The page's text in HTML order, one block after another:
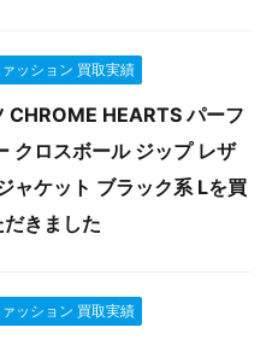
ッション 買取実績
CHROME HEARTS パーフ
クロスボール ジップ レザ
ャケット ブラック系 Lを買
きました
ッション 買取実績